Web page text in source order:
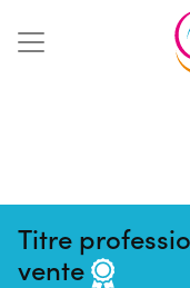
Titre
vente
Pas de
ce moment